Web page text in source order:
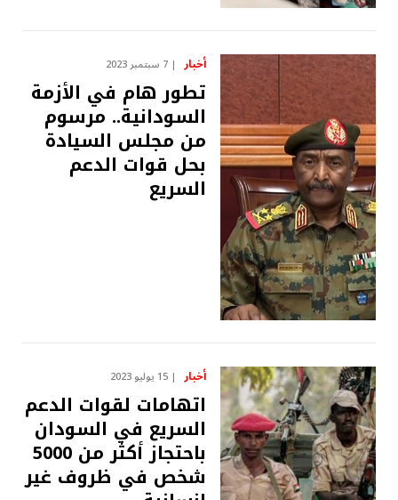
أخبار 7 سبتمبر 2023
تطور هام في الأزمة
السودانية.. مرسوم
من مجلس السيادة
بحل قوات الدعم
السريع
أخبار 15 يوليو 2023
اتهامات لقوات الدعم
السريع في السودان
باحتجاز أكثر من 5000
شخص في ظروف غير